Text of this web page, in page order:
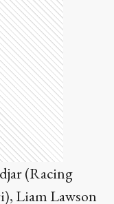
(Racing
Liam Lawson